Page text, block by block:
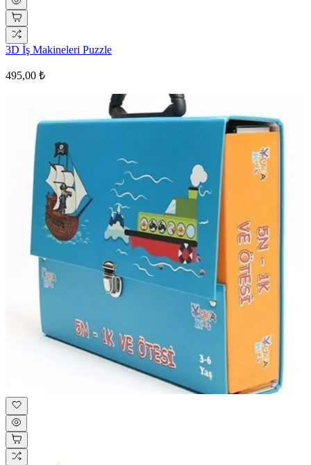
3D İş Makineleri Puzzle
495,00 ₺